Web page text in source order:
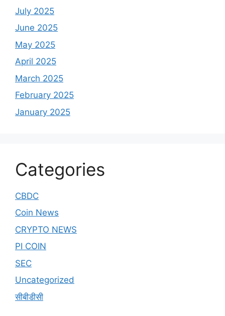
July 2025
June 2025
May 2025
April 2025
March 2025
February 2025
January 2025
Categories
CBDC
Coin News
CRYPTO NEWS
PI COIN
SEC
Uncategorized
सीबीडीसी